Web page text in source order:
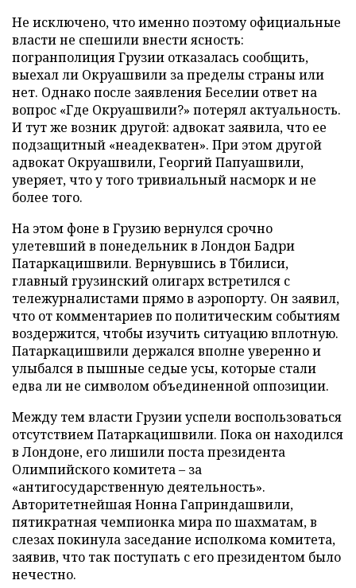
Не исключено, что именно поэтому официальные
власти не спешили внести ясность:
погранполиция Грузии отказалась сообщить,
выехал ли Окруашвили за пределы страны или
нет. Однако после заявления Беселии ответ на
вопрос «Где Окруашвили?» потерял актуальность.
И тут же возник другой: адвокат заявила, что ее
подзащитный «неадекватен». При этом другой
адвокат Окруашвили, Георгий Папуашвили,
уверяет, что у того тривиальный насморк и не
более того.
На этом фоне в Грузию вернулся срочно
улетевший в понедельник в Лондон Бадри
Патаркацишвили. Вернувшись в Тбилиси,
главный грузинский олигарх встретился с
тележурналистами прямо в аэропорту. Он заявил,
что от комментариев по политическим событиям
воздержится, чтобы изучить ситуацию вплотную.
Патаркацишвили держался вполне уверенно и
улыбался в пышные седые усы, которые стали
едва ли не символом объединенной оппозиции.
Между тем власти Грузии успели воспользоваться
отсутствием Патаркацишвили. Пока он находился
в Лондоне, его лишили поста президента
Олимпийского комитета – за
«антигосударственную деятельность».
Авторитетнейшая Нонна Гаприндашвили,
пятикратная чемпионка мира по шахматам, в
слезах покинула заседание исполкома комитета,
заявив, что так поступать с его президентом было
нечестно.